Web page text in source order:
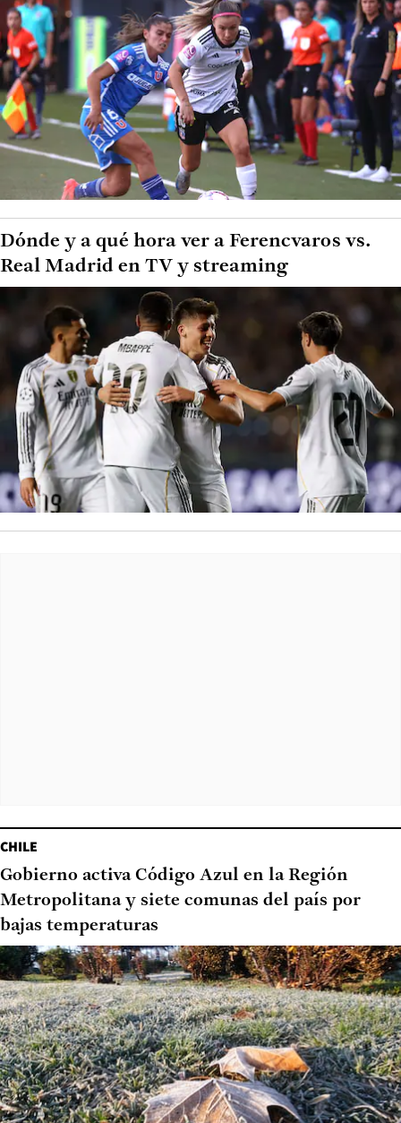
Dónde y a qué hora ver a Ferencvaros vs.
Real Madrid en TV y streaming
CHILE
Gobierno activa Código Azul en la Región
Metropolitana y siete comunas del país por
bajas temperaturas